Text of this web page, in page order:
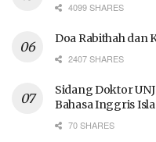
4099 SHARES
Doa Rabithah dan
2407 SHARES
Sidang Doktor
Bahasa Inggris
70 SHARES